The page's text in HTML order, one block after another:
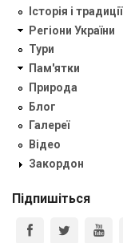
Історія і традиції
Регіони України
Тури
Пам'ятки
Природа
Блог
Галереї
Відео
Закордон
Підпишіться